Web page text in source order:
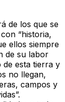
de los que se
“historia,
ellos siempre
de su labor
de esta tierra y
no llegan,
campos y